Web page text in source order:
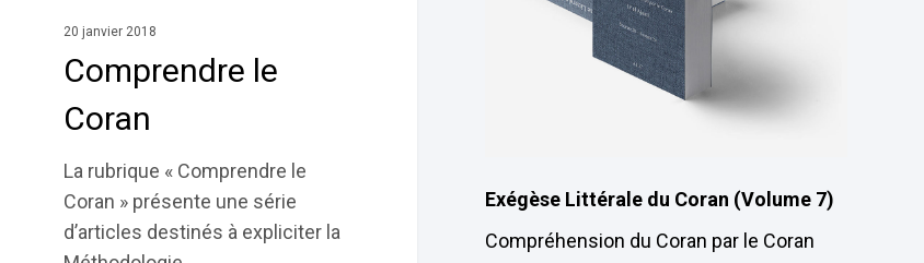
20 janvier 2018
Comprendre le
Coran
La rubrique « Comprendre le
Coran » présente une série
d’articles destinés à expliciter la
Exégèse Littérale du Coran (Volume 7)
Compréhension du Coran par le Coran